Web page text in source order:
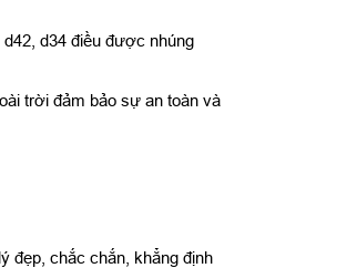
d34 điều được nhúng
trời đảm bảo sự an toàn và
đẹp, chắc chắn, khẳng định